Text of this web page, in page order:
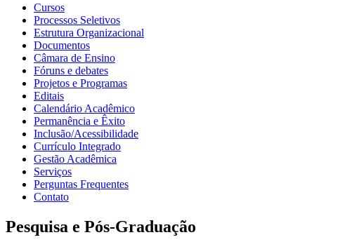
Cursos
Processos Seletivos
Estrutura Organizacional
Documentos
Câmara de Ensino
Fóruns e debates
Projetos e Programas
Editais
Calendário Acadêmico
Permanência e Êxito
Inclusão/Acessibilidade
Currículo Integrado
Gestão Acadêmica
Serviços
Perguntas Frequentes
Contato
Pesquisa e Pós-Graduação